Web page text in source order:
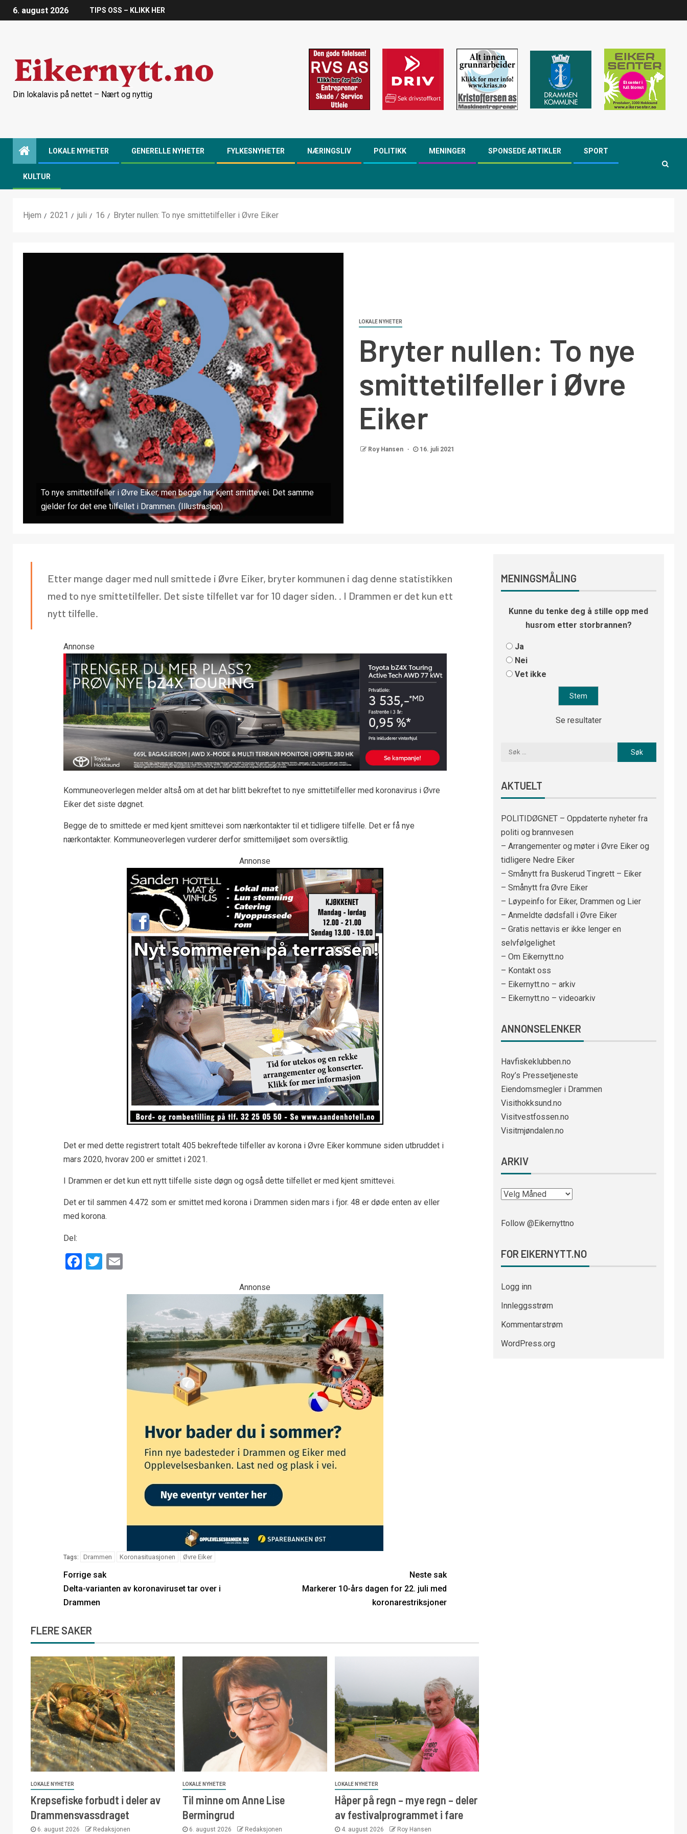
6. august 2026 TIPS OSS – KLIKK HER
Din lokalavis på nettet – Nært og nyttig
LOKALE NYHETER GENERELLE NYHETER FYLKESNYHETER NÆRINGSLIV POLITIKK MENINGER SPONSEDE ARTIKLER SPORT
KULTUR
Hjem 2021 juli 16 Bryter nullen: To nye smittetilfeller i Øvre Eiker
To nye smittetilfeller i Øvre Eiker, men begge har kjent smittevei. Det samme
gjelder for det ene tilfellet i Drammen. (Illustrasjon)
LOKALE NYHETER
Bryter nullen: To nye
smittetilfeller i Øvre
Eiker
Roy Hansen 16. juli 2021
Etter mange dager med null smittede i Øvre Eiker, bryter kommunen i dag denne statistikken
med to nye smittetilfeller. Det siste tilfellet var for 10 dager siden. . I Drammen er det kun ett
nytt tilfelle.
Annonse
Kommuneoverlegen melder altså om at det har blitt bekreftet to nye smittetilfeller med koronavirus i Øvre
Eiker det siste døgnet.
Begge de to smittede er med kjent smittevei som nærkontakter til et tidligere tilfelle. Det er få nye
nærkontakter. Kommuneoverlegen vurderer derfor smittemiljøet som oversiktlig.
Annonse
Det er med dette registrert totalt 405 bekreftede tilfeller av korona i Øvre Eiker kommune siden utbruddet i
mars 2020, hvorav 200 er smittet i 2021.
I Drammen er det kun ett nytt tilfelle siste døgn og også dette tilfellet er med kjent smittevei.
Det er til sammen 4.472 som er smittet med korona i Drammen siden mars i fjor. 48 er døde enten av eller
med korona.
Del:
Facebook
Twitter
Email
Annonse
Tags: Drammen Koronasituasjonen Øvre Eiker
Forrige sak
Delta-varianten av koronaviruset tar over i
Drammen
Neste sak
Markerer 10-års dagen for 22. juli med
koronarestriksjoner
FLERE SAKER
LOKALE NYHETER
Krepsefiske forbudt i deler av
Drammensvassdraget
6. august 2026 Redaksjonen
LOKALE NYHETER
Til minne om Anne Lise
Bermingrud
6. august 2026 Redaksjonen
LOKALE NYHETER
Håper på regn – mye regn – deler
av festivalprogrammet i fare
4. august 2026 Roy Hansen
MENINGSMÅLING
Kunne du tenke deg å stille opp med
husrom etter storbrannen?
Ja
Nei
Vet ikke
Se resultater
AKTUELT
POLITIDØGNET – Oppdaterte nyheter fra
politi og brannvesen
– Arrangementer og møter i Øvre Eiker og
tidligere Nedre Eiker
– Smånytt fra Buskerud Tingrett – Eiker
– Smånytt fra Øvre Eiker
– Løypeinfo for Eiker, Drammen og Lier
– Anmeldte dødsfall i Øvre Eiker
– Gratis nettavis er ikke lenger en
selvfølgelighet
– Om Eikernytt.no
– Kontakt oss
– Eikernytt.no – arkiv
– Eikernytt.no – videoarkiv
ANNONSELENKER
Havfiskeklubben.no
Roy’s Pressetjeneste
Eiendomsmegler i Drammen
Visithokksund.no
Visitvestfossen.no
Visitmjøndalen.no
ARKIV
Follow @Eikernyttno
FOR EIKERNYTT.NO
Logg inn
Innleggsstrøm
Kommentarstrøm
WordPress.org